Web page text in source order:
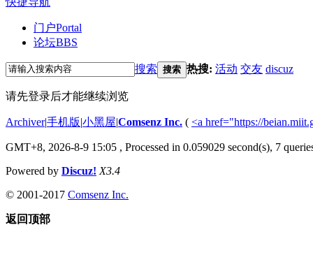
门户Portal
论坛BBS
搜索 搜索 热搜: 活动 交友 discuz
请先登录后才能继续浏览
Archiver|手机版|小黑屋|Comsenz Inc. ( <a href="https://
GMT+8, 2026-8-9 15:05 , Processed in 0.059029 second(s), 7
Powered by Discuz! X3.4
© 2001-2017 Comsenz Inc.
返回顶部